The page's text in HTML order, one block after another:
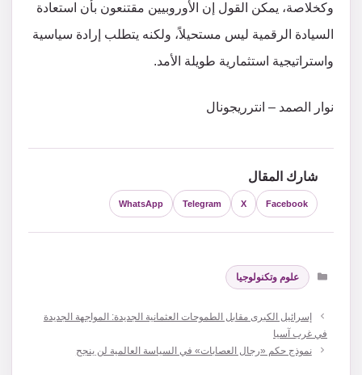
وكخلاصة، يمكن القول إن الأوروبيين مقتنعون بأن استعادة
السيادة الرقمية ليس مستحيلاً، ولكنه يتطلب إرادة سياسية
واستراتيجية استثمارية طويلة الأمد.
نوار الصمد – انترريجونال
شارك المقال
Facebook
X
Telegram
WhatsApp
التصنيفات
علوم وتكنولوجيا
إسرائيل الكبرى مقابل الطموحات العثمانية الجديدة: المواجهة الجديدة
في غرب آسيا
نموذج حكم «رجال العصابات» في السياسة العالمية لن ينجح